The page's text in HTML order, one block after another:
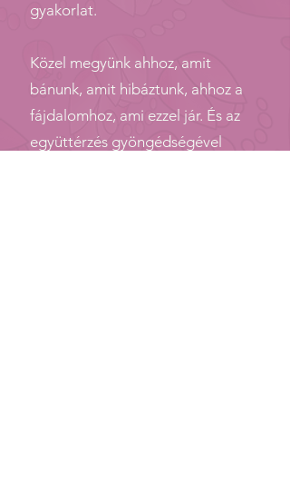
gyakorlat.
Közel megyünk ahhoz, amit
bánunk, amit hibáztunk, ahhoz a
fájdalomhoz, ami ezzel jár. És az
együttérzés gyöngédségével